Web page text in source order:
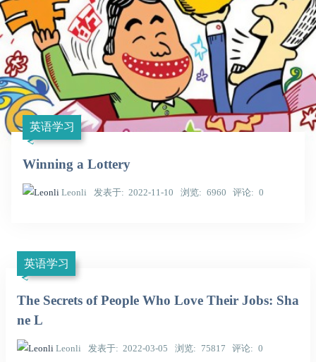
英语学习
Winning a Lottery
Leonli 发表于 2022-11-10 浏览 6960 评论 0
英语学习
The Secrets of People Who Love Their Jobs: Sha
ne L
Leonli 发表于 2022-03-05 浏览 75817 评论 0